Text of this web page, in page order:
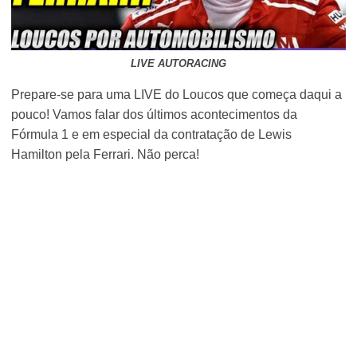
LIVE AUTORACING
Prepare-se para uma LIVE do Loucos que começa daqui a
pouco! Vamos falar dos últimos acontecimentos da
Fórmula 1 e em especial da contratação de Lewis
Hamilton pela Ferrari. Não perca!